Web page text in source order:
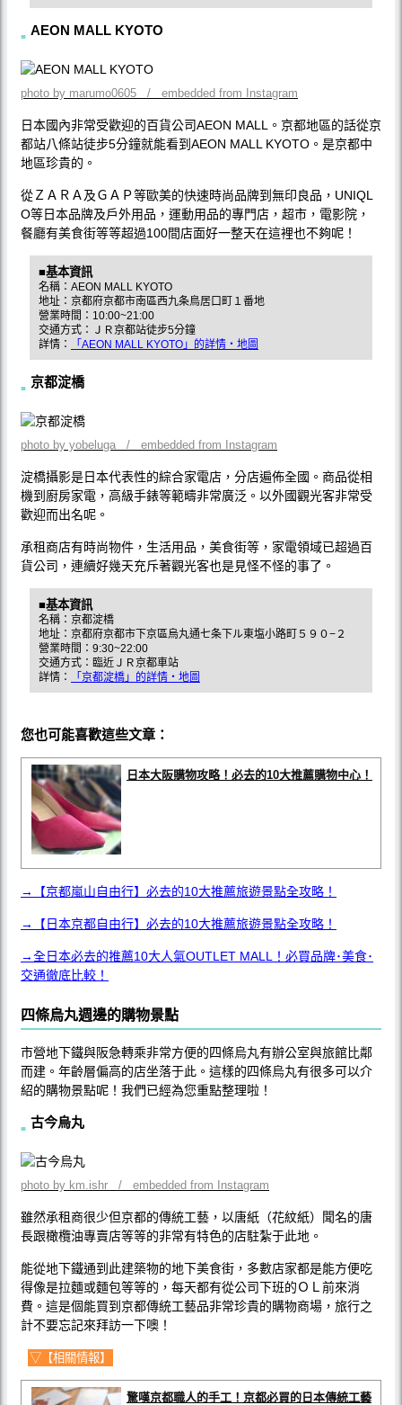
AEON MALL KYOTO
photo by marumo0605 / embedded from Instagram
日本國內非常受歡迎的百貨公司AEON MALL。京都地區的話從京
都站八條站徒步5分鐘就能看到AEON MALL KYOTO。是京都中
地區珍貴的。
從ＺＡＲＡ及ＧＡＰ等歐美的快速時尚品牌到無印良品，UNIQL
O等日本品牌及戶外用品，運動用品的專門店，超市，電影院，
餐廳有美食街等等超過100間店面好一整天在這裡也不夠呢！
■基本資訊
名稱：AEON MALL KYOTO
地址：京都府京都市南區西九条鳥居口町１番地
營業時間：10:00~21:00
交通方式：ＪＲ京都站徒步5分鐘
詳情：
「AEON MALL KYOTO」的詳情・地圖
京都淀橋
photo by yobeluga / embedded from Instagram
淀橋攝影是日本代表性的綜合家電店，分店遍佈全國。商品從相
機到廚房家電，高級手錶等範疇非常廣泛。以外國觀光客非常受
歡迎而出名呢。
承租商店有時尚物件，生活用品，美食街等，家電領域已超過百
貨公司，連續好幾天充斥著觀光客也是見怪不怪的事了。
■基本資訊
名稱：京都淀橋
地址：京都府京都市下京區烏丸通七条下ル東塩小路町５９０−２
營業時間：9:30~22:00
交通方式：臨近ＪＲ京都車站
詳情：
「京都淀橋」的詳情・地圖
您也可能喜歡這些文章：
日本大阪購物攻略！必去的10大推薦購物中心！
→【京都嵐山自由行】必去的10大推薦旅遊景點全攻略！
→【日本京都自由行】必去的10大推薦旅遊景點全攻略！
→全日本必去的推薦10大人氣OUTLET MALL！必買品牌･美食･
交通徹底比較！
四條烏丸週邊的購物景點
市營地下鐵與阪急轉乘非常方便的四條烏丸有辦公室與旅館比鄰
而建。年齡層偏高的店坐落于此。這樣的四條烏丸有很多可以介
紹的購物景點呢！我們已經為您重點整理啦！
古今烏丸
photo by km.ishr / embedded from Instagram
雖然承租商很少但京都的傳統工藝，以唐紙（花紋紙）聞名的唐
長跟橄欖油專賣店等等的非常有特色的店駐紮于此地。
能從地下鐵通到此建築物的地下美食街，多數店家都是能方便吃
得像是拉麵或麵包等等的，每天都有從公司下班的ＯＬ前來消
費。這是個能買到京都傳統工藝品非常珍貴的購物商場，旅行之
計不要忘記來拜訪一下噢！
▽【相關情報】
驚嘆京都職人的手工！京都必買的日本傳統工藝